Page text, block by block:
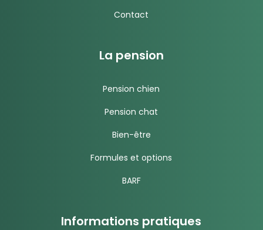
Contact
La pension
Pension chien
Pension chat
Bien-être
Formules et options
BARF
Informations pratiques